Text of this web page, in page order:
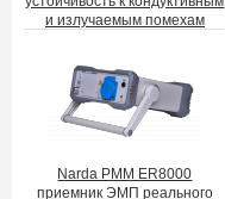
и излучаемым помехам
Narda PMM ER8000
приемник ЭМП реального